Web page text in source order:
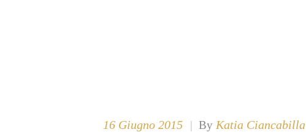
16 Giugno 2015 | By Katia Ciancabilla